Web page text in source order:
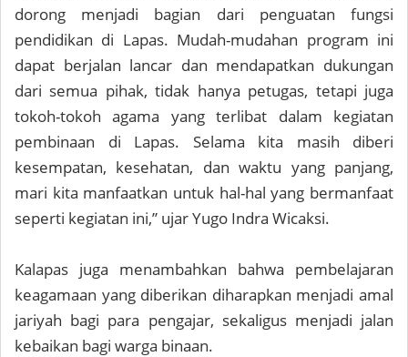
dorong menjadi bagian dari penguatan fungsi
pendidikan di Lapas. Mudah-mudahan program ini
dapat berjalan lancar dan mendapatkan dukungan
dari semua pihak, tidak hanya petugas, tetapi juga
tokoh-tokoh agama yang terlibat dalam kegiatan
pembinaan di Lapas. Selama kita masih diberi
kesempatan, kesehatan, dan waktu yang panjang,
mari kita manfaatkan untuk hal-hal yang bermanfaat
seperti kegiatan ini,” ujar Yugo Indra Wicaksi.
Kalapas juga menambahkan bahwa pembelajaran
keagamaan yang diberikan diharapkan menjadi amal
jariyah bagi para pengajar, sekaligus menjadi jalan
kebaikan bagi warga binaan.